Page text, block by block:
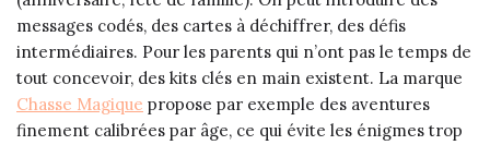
messages codés, des cartes à déchiffrer, des défis
intermédiaires. Pour les parents qui n’ont pas le temps de
tout concevoir, des kits clés en main existent. La marque
Chasse Magique propose par exemple des aventures
finement calibrées par âge, ce qui évite les énigmes trop